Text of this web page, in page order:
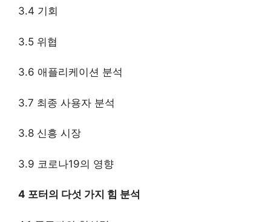
3.4 기회
3.5 위협
3.6 애플리케이션 분석
3.7 최종 사용자 분석
3.8 신흥 시장
3.9 코로나19의 영향
4 포터의 다섯 가지 힘 분석